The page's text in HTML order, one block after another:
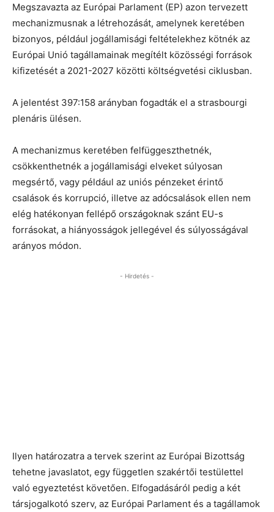
Megszavazta az Európai Parlament (EP) azon tervezett
mechanizmusnak a létrehozását, amelynek keretében
bizonyos, például jogállamisági feltételekhez kötnék az
Európai Unió tagállamainak megítélt közösségi források
kifizetését a 2021-2027 közötti költségvetési ciklusban.
A jelentést 397:158 arányban fogadták el a strasbourgi
plenáris ülésen.
A mechanizmus keretében felfüggeszthetnék,
csökkenthetnék a jogállamisági elveket súlyosan
megsértő, vagy például az uniós pénzeket érintő
csalások és korrupció, illetve az adócsalások ellen nem
elég hatékonyan fellépő országoknak szánt EU-s
forrásokat, a hiányosságok jellegével és súlyosságával
arányos módon.
- Hirdetés -
Ilyen határozatra a tervek szerint az Európai Bizottság
tehetne javaslatot, egy független szakértői testülettel
való egyeztetést követően. Elfogadásáról pedig a két
társjogalkotó szerv, az Európai Parlament és a tagállamok